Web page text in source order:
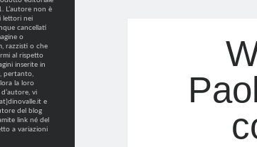
L’autore non è
lettori nei
cancellati
o
razzisti o che
al rispetto
inserite in
pertanto,
la loro
vi
e
del blog
link né del
a variazioni